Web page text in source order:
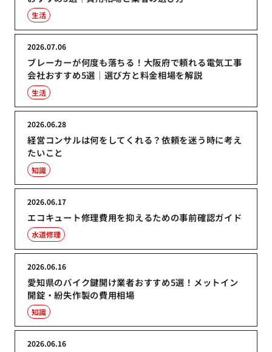
生活
ブレーカーが何度も落ちる！大阪府で頼れる電気工事
会社おすすめ5選｜選び方と料金相場を解説
2026.07.06
生活
経営コンサルは何をしてくれる？依頼を迷う時に考え
たいこと
2026.06.28
知識
エコキュート修理費用を抑えるための事前確認ガイド
2026.06.17
水道修理
愛知県のバイク鍵開け業者おすすめ5選！メットイン
開錠・紛失作製の費用相場
2026.06.16
知識
2026.06.16